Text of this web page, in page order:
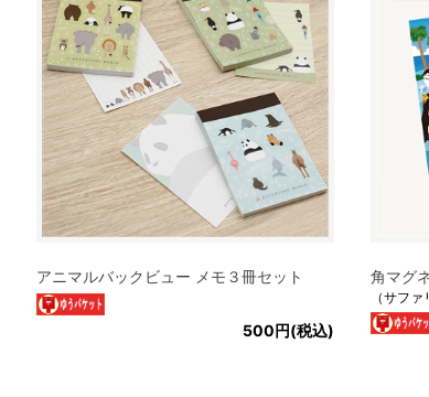
アニマルバックビュー メモ３冊セット
500円(税込)
角マグ
（サファ